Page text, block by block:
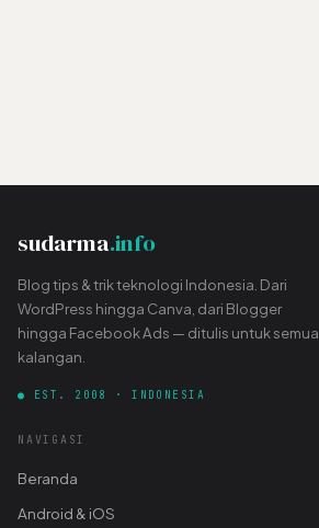
sudarma.info
Blog tips & trik teknologi Indonesia. Dari
WordPress hingga Canva, dari Blogger
hingga Facebook Ads — ditulis untuk semua
kalangan.
● EST. 2008 · INDONESIA
NAVIGASI
Beranda
Android & iOS